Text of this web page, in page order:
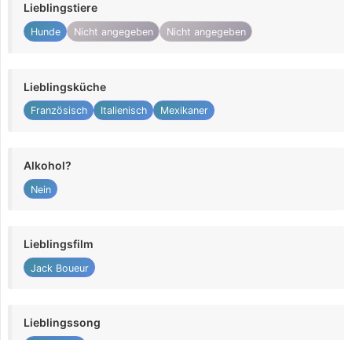
Lieblingstiere
Hunde Nicht angegeben Nicht angegeben
Lieblingsküche
Französisch Italienisch Mexikaner
Alkohol?
Nein
Lieblingsfilm
Jack Boueur
Lieblingssong